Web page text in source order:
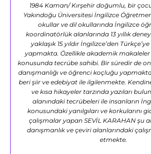
1984 Kaman/ Kırşehir doğumlu, bir
Yakındoğu Üniversitesi İngilizce
okullar ve dil okullarında İngilizce
koordinatörlük alanlarında 13 yıllık
yaklaşık 15 yıldır İngilizce’den
yapmakta. Özellikle akademik
konusunda tecrübe sahibi. Bir süredir de
danışmanlığı ve öğrenci koçluğu
beri şiir ve edebiyat ile ilgilenmekte.
ve kısa hikayeler tarzında yazıları
alanındaki tecrübeleri ile insanların
konusundaki yanılgıları ve korkularını
çalışmalar yapan SEVİL KARAHAN şu
danışmanlık ve çeviri alanlarındaki
etmekte.